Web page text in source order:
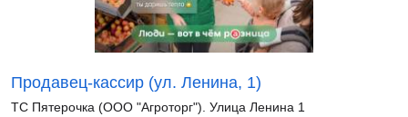
Продавец-кассир (ул. Ленина, 1)
ТС Пятерочка (ООО "Агроторг"). Улица Ленина 1